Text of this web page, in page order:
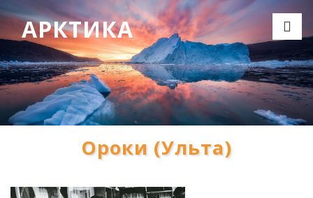
АРКТИКА
Ороки (Ульта)